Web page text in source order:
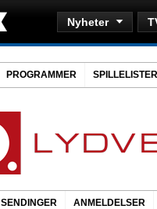
Nyheter
PROGRAMMER SPILLELISTER
SENDINGER ANMELDELSER